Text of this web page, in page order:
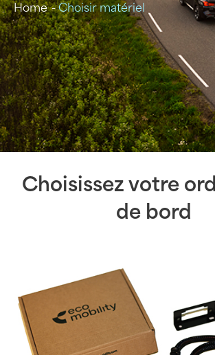
Home Choisir matériel
Choisissez votre
de bord